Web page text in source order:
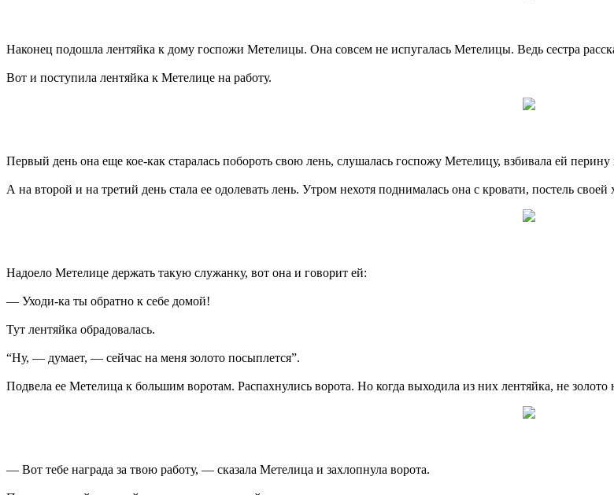
Наконец подошла лентяйка к дому госпожи Метелицы. Она совсем не испугалась Метелицы. Ведь сестра
Вот и поступила лентяйка к Метелице на работу.
Первый день она еще кое-как старалась побороть свою лень, слушалась госпожу Метелицу, взбивала ей
А на второй и на третий день стала ее одолевать лень. Утром нехотя поднималась она с кровати, постель
Надоело Метелице держать такую служанку, вот она и говорит ей:
— Уходи-ка ты обратно к себе домой!
Тут лентяйка обрадовалась.
“Ну, — думает, — сейчас на меня золото посыплется”.
Подвела ее Метелица к большим воротам. Распахнулись ворота. Но когда выходила из них лентяйка, не золото
— Вот тебе награда за твою работу, — сказала Метелица и захлопнула ворота.